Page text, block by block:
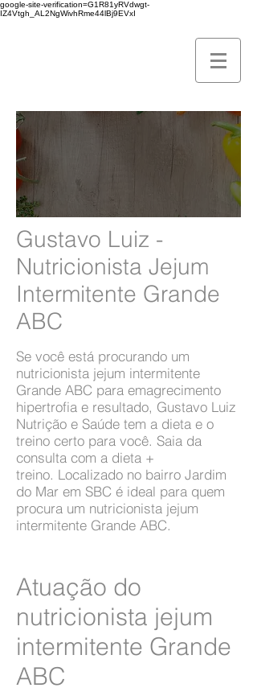
google-site-verification=G1R81yRVdwgt-
IZ4Vtgh_AL2NgWivhRme44lBj9EVxI
Gustavo Luiz -
Nutricionista Jejum
Intermitente Grande
ABC
Se você está procurando um
nutricionista jejum intermitente
Grande ABC para emagrecimento
hipertrofia e resultado, Gustavo Luiz
Nutrição e Saúde tem a dieta e o
treino certo para você. Saia da
consulta com a dieta +
treino. Localizado no bairro Jardim
do Mar em SBC é ideal para quem
procura um nutricionista jejum
intermitente Grande ABC.
Atuação do
nutricionista jejum
intermitente Grande
ABC